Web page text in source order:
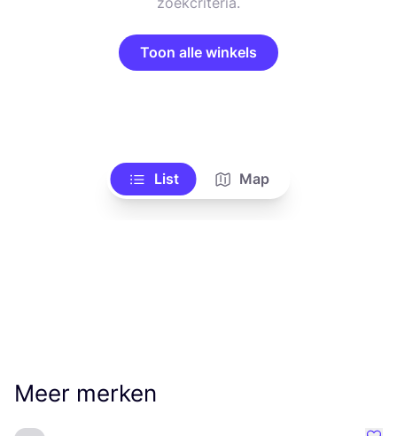
Toon alle winkels
List Map
Meer merken